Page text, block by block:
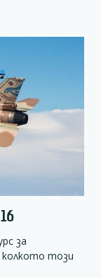
за
колкото този